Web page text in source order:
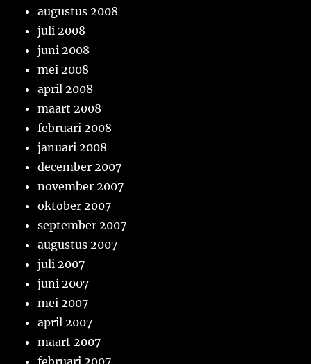
augustus 2008
juli 2008
juni 2008
mei 2008
april 2008
maart 2008
februari 2008
januari 2008
december 2007
november 2007
oktober 2007
september 2007
augustus 2007
juli 2007
juni 2007
mei 2007
april 2007
maart 2007